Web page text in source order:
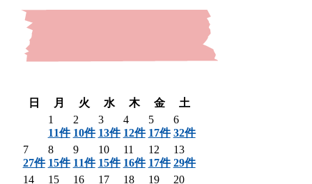
日
月 火 水 木 金
土
1
11件
2
10件
3
13件
4
12件
5
17件
6
32件
7
27件
8
15件
9
11件
10
15件
11
16件
12
17件
13
29件
14
15
16
17
18
19
20